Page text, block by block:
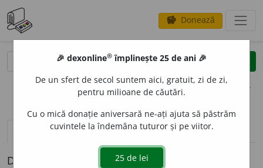
savings Donează
clear
opțiuni
definiții (1) pronunțievolume_up (7)
Definiția cu ID-ul 345995:
🎉 dexonline® împlinește 25 de ani 🎉
De un sfert de secol suntem aici, gratuit, zi de zi,
pentru milioane de căutări.
Cu o mică donație aniversară ne-ați ajuta să păstrăm
cuvintele la îndemâna tuturor și pe viitor.